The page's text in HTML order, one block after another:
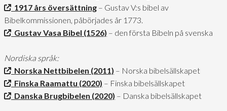
1917 års översättning – Gustav V:s bibel av
Bibelkommissionen, påbörjades år 1773.
Gustav Vasa Bibel (1526) – den första Bibeln på svenska
Nordiska språk:
Norska Nettbibelen (2011) – Norska bibelsällskapet
Finska Raamattu (2020) – Finska bibelsällskapet
Danska Brugbibelen (2020) – Danska bibelsällskapet